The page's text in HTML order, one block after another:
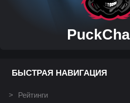
БЫСТРАЯ НАВИГАЦИЯ
Рейтинги